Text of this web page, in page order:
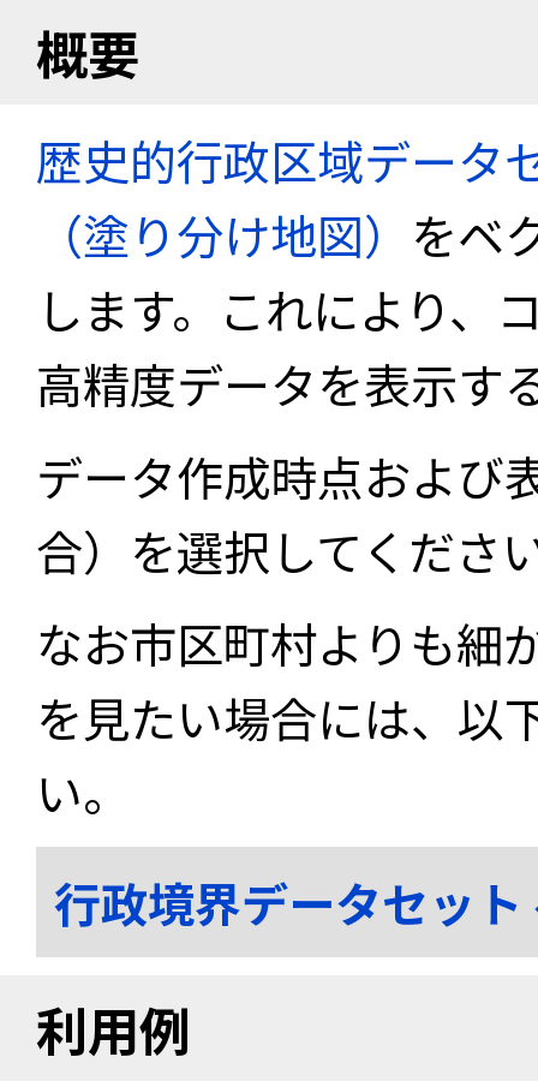
概要
歴史的行政区域データ
（塗り分け地図） をベ
します。これにより、
高精度データを表示す
データ作成時点および
合）を選択してくださ
なお市区町村よりも細
を見たい場合には、以
い。
行政境界データセッ
利用例